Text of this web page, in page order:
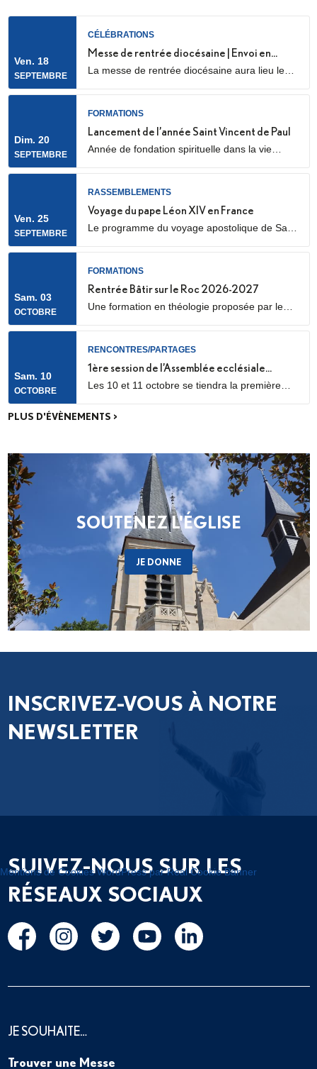
Ven. 18
SEPTEMBRE
CÉLÉBRATIONS
Messe de rentrée diocésaine | Envoi en
mission des LME
La messe de rentrée diocésaine aura lieu le
(28 Rue de l’Église, 92000 Nanterre) Elle sera
marquée par l’envoi en mission des Laïcs en
en mission ecclésiale ? Les Laïcs en...
Dim. 20
SEPTEMBRE
FORMATIONS
Lancement de l’année Saint Vincent de Paul
Année de fondation spirituelle dans la vie
biblique, accompagnement spirituel, service
auprès des plus pauvres ou des plus jeunes,
vie fraternelle.
Ven. 25
SEPTEMBRE
RASSEMBLEMENTS
Voyage du pape Léon XIV en France
Le programme du voyage apostolique de Sa
aujourd’hui, notamment avec la confirmation
des temps forts qui se dérouleront les 25 et 26
Sam. 03
OCTOBRE
FORMATIONS
Rentrée Bâtir sur le Roc 2026-2027
Une formation en théologie proposée par le
Bernardins.
Sam. 10
OCTOBRE
RENCONTRES/PARTAGES
1ère session de l’Assemblée ecclésiale
provinciale
Les 10 et 11 octobre se tiendra la première
ecclésiale provinciale (Concile provincial),
France se réuniront pour un premier temps de
discernement, à partir des fruits de la phase
de consultation menée dans...
PLUS D'ÉVÈNEMENTS >
SOUTENEZ L'ÉGLISE
JE DONNE
INSCRIVEZ-VOUS À NOTRE
NEWSLETTER
SUIVEZ-NOUS SUR LES
RÉSEAUX SOCIAUX
JE SOUHAITE…
Trouver une Messe
Mentions de Cookies WordPress par Real Cookie Banner